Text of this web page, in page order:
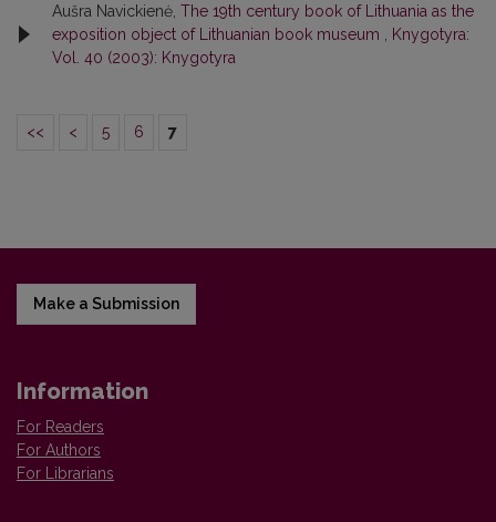
Aušra Navickienė, The 19th century book of Lithuania as the
exposition object of Lithuanian book museum
Knygotyra:
Vol. 40 (2003): Knygotyra
<< < 5 6 7
Make a Submission
Information
For Readers
For Authors
For Librarians